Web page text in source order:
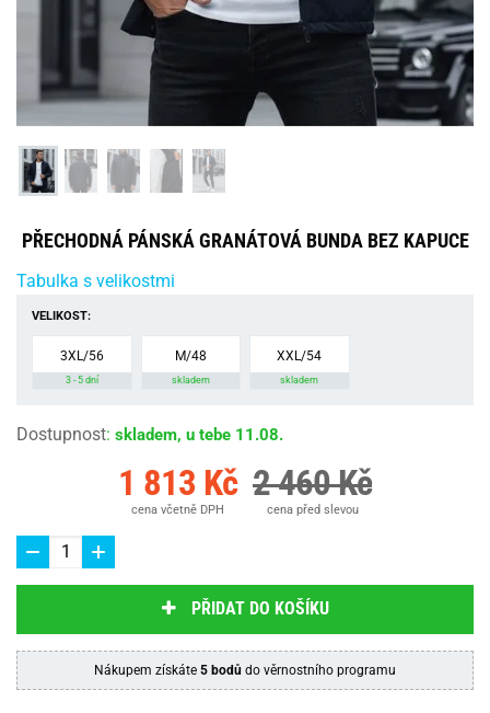
PŘECHODNÁ PÁNSKÁ GRANÁTOVÁ BUNDA BEZ KAPUCE
Tabulka s velikostmi
VELIKOST:
3XL/56
3 - 5 dní
M/48
skladem
XXL/54
skladem
Dostupnost: skladem, u tebe 11.08.
1 813 Kč
cena včetně DPH
2 460 Kč
cena před slevou
PŘIDAT DO KOŠÍKU
Nákupem získáte 5 bodů do věrnostního programu